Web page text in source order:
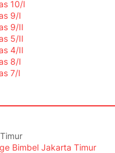
10/I
9/I
9/II
5/II
4/II
8/I
7/I